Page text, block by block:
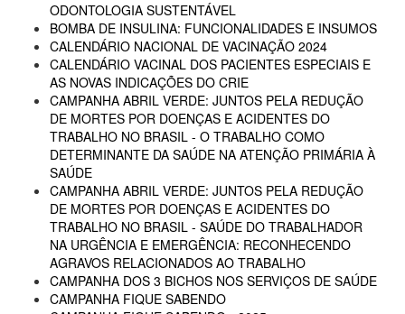
ODONTOLOGIA SUSTENTÁVEL
BOMBA DE INSULINA: FUNCIONALIDADES E INSUMOS
CALENDÁRIO NACIONAL DE VACINAÇÃO 2024
CALENDÁRIO VACINAL DOS PACIENTES ESPECIAIS E
AS NOVAS INDICAÇÕES DO CRIE
CAMPANHA ABRIL VERDE: JUNTOS PELA REDUÇÃO
DE MORTES POR DOENÇAS E ACIDENTES DO
TRABALHO NO BRASIL - O TRABALHO COMO
DETERMINANTE DA SAÚDE NA ATENÇÃO PRIMÁRIA À
SAÚDE
CAMPANHA ABRIL VERDE: JUNTOS PELA REDUÇÃO
DE MORTES POR DOENÇAS E ACIDENTES DO
TRABALHO NO BRASIL - SAÚDE DO TRABALHADOR
NA URGÊNCIA E EMERGÊNCIA: RECONHECENDO
AGRAVOS RELACIONADOS AO TRABALHO
CAMPANHA DOS 3 BICHOS NOS SERVIÇOS DE SAÚDE
CAMPANHA FIQUE SABENDO